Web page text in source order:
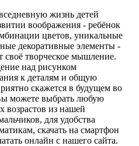
жизнь детей
воображения - ребёнок
цветов, уникальные
декоративные элементы -
своё творческое мышление.
над рисунком
к деталям и общую
скажется в будущем во
можете выбрать любую
возрастов из нашей
для удобства
скачать на смартфон
онлайн с нашего сайта.